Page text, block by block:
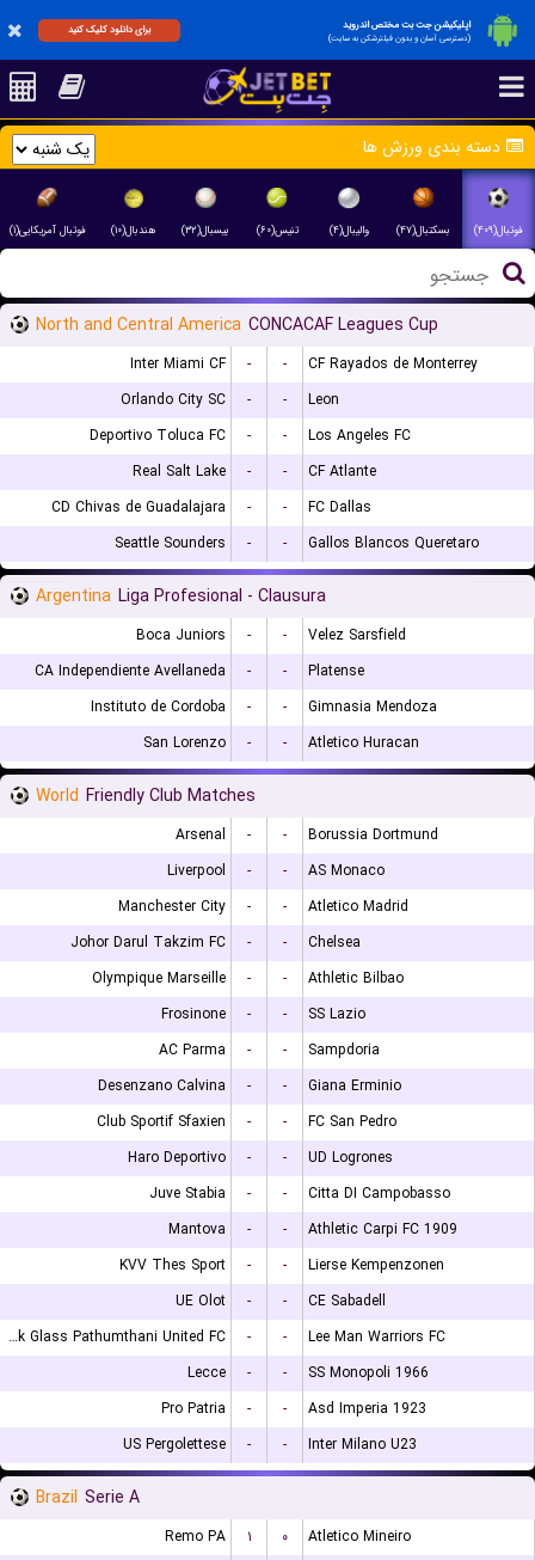
اپلیکیشن جت بت مختص اندروید
(دسترسی آسان و بدون فیلترشکن به سایت)
برای دانلود کلیک کنید
دسته بندی ورزش ها
فوتبال(۴۰۹) بسکتبال(۴۷) والیبال(۴) تنیس(۶۰) بیسبال(۳۲) هندبال(۱۰) فوتبال آمریکایی(۱)
North and Central America CONCACAF Leagues Cup
Inter Miami CF - -
CF Rayados de Monterrey
Orlando City SC
- -
Leon
Deportivo Toluca FC
- -
Los Angeles FC
Real Salt Lake
- -
CF Atlante
CD Chivas de Guadalajara
- -
FC Dallas
Seattle Sounders
- - Gallos Blancos Queretaro
Argentina Liga Profesional - Clausura
Boca Juniors - -
Velez Sarsfield
CA Independiente Avellaneda
- -
Platense
Instituto de Cordoba
- -
Gimnasia Mendoza
San Lorenzo
- - Atletico Huracan
World Friendly Club Matches
Arsenal - -
Borussia Dortmund
Liverpool
- -
AS Monaco
Manchester City
- -
Atletico Madrid
Johor Darul Takzim FC
- -
Chelsea
Olympique Marseille
- -
Athletic Bilbao
Frosinone
- -
SS Lazio
AC Parma
- -
Sampdoria
Desenzano Calvina
- -
Giana Erminio
Club Sportif Sfaxien
- -
FC San Pedro
Haro Deportivo
- -
UD Logrones
Juve Stabia
- -
Citta DI Campobasso
Mantova
- -
Athletic Carpi FC 1909
KVV Thes Sport
- -
Lierse Kempenzonen
UE Olot
- -
CE Sabadell
Bangkok Glass Pathumthani United FC
- -
Lee Man Warriors FC
Lecce
- -
SS Monopoli 1966
Pro Patria
- -
Asd Imperia 1923
US Pergolettese
- - Inter Milano U23
Brazil Serie A
Remo PA ۱ ۰
Atletico Mineiro